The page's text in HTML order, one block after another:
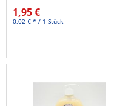
1,95 €
0,02 € * / 1 Stück